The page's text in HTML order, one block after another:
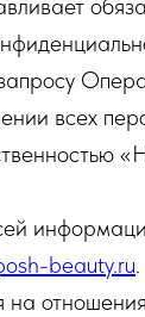
всех
beauty.ru.